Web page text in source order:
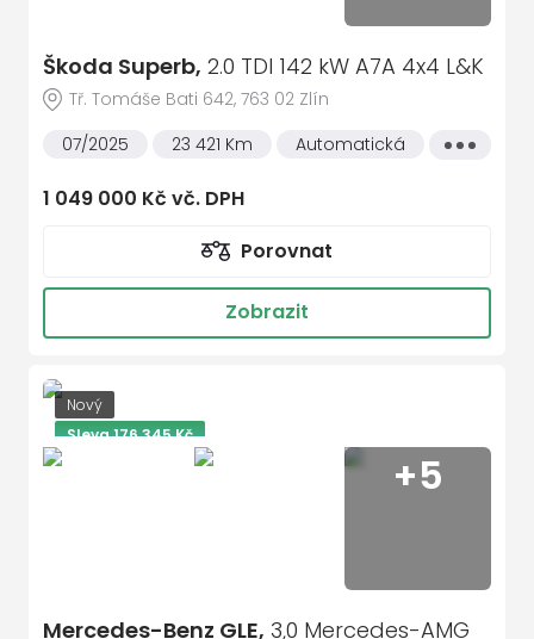
Škoda Superb, 2.0 TDI 142 kW A7A 4x4 L&K
Tř. Tomáše Bati 642, 763 02 Zlín
07/2025
23 421 Km Automatická
Všechny
1 049 000 Kč vč. DPH
Porovnat
Zobrazit
Nový
Sleva 176 345 Kč
+5
Mercedes-Benz GLE, 3,0 Mercedes-AMG